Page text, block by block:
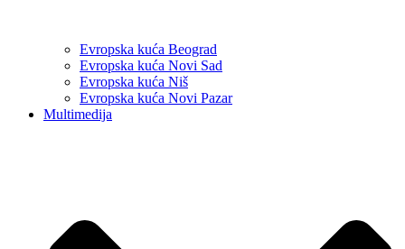
Evropska kuća Beograd
Evropska kuća Novi Sad
Evropska kuća Niš
Evropska kuća Novi Pazar
Multimedija